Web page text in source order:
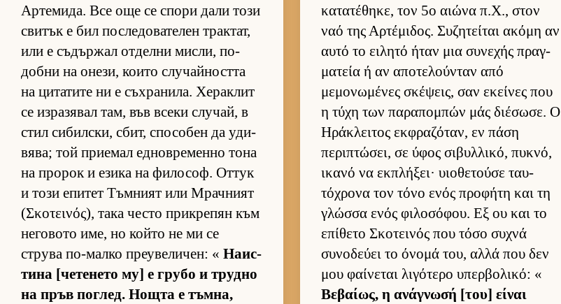
Ар­те­ми­да. Все още се спори дали този
сви­тък е бил пос­ле­до­ва­те­лен трак­тат,
или е съ­дър­жал от­делни мис­ли, по­
добни на оне­зи, ко­ито слу­чай­ността
на ци­та­тите ни е съх­ра­ни­ла. Хе­рак­лит
се из­ра­зя­вал там, във всеки слу­чай, в
стил си­бил­с­ки, сбит, спо­со­бен да уди­
вя­ва; той при­е­мал ед­нов­ре­менно тона
на про­рок и езика на фи­ло­соф. От­тук
и този епи­тет Тъм­ният или Мрач­ният
(Σκοτεινός), така често прик­ре­пян към
не­го­вото име, но който не ми се
струва по-малко пре­у­ве­ли­чен: « На­ис­
тина [че­те­нето му] е грубо и трудно
на пръв пог­лед. Нощта е тъм­на,
κατατέθηκε, τον 5ο αιώνα π.Χ., στον
ναό της Αρ­τέμιδος. Συζητεί­ται ακόμη αν
αυτό το ει­λητό ήταν μια συνεχής πραγ­
ματεία ή αν αποτελού­νταν από
μεμονωμένες σκέψεις, σαν εκεί­νες που
η τύχη των παραπομπών μάς διέσωσε. Ο
Ηράκλει­τος εκ­φραζόταν, εν πάση
περιπτώσει, σε ύφος σιβυλ­λικό, πυκνό,
ικανό να εκ­πλήξει· υιο­θετούσε ταυ­
τόχρονα τον τόνο ενός προφήτη και τη
γλώσσα ενός φιλοσόφου. Εξ ου και το
επίθετο Σκοτει­νός που τόσο συχνά
συνοδεύει το όνομά του, αλλά που δεν
μου φαί­νεται λιγότερο υπερ­βολικό: «
Βεβαί­ως, η ανάγνωσή [του] εί­ναι